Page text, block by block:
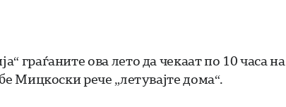
граѓаните ова лето да чекаат по 10 часа на
Мицкоски рече „летувајте дома“.